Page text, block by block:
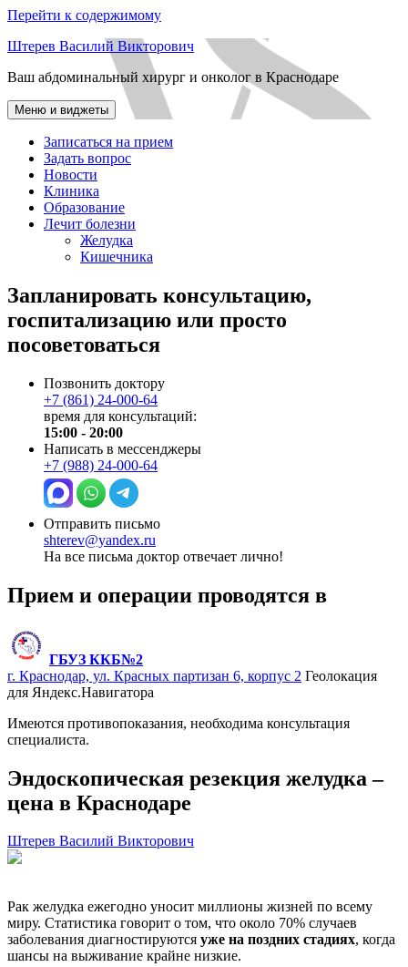
Перейти к содержимому
Штерев Василий Викторович
Ваш абдоминальный хирург и онколог в Краснодаре
Меню и виджеты
Записаться на прием
Задать вопрос
Новости
Клиника
Образование
Лечит болезни
Желудка
Кишечника
Запланировать консультацию,
госпитализацию или просто
посоветоваться
Позвонить доктору
+7 (861) 24-000-64
время для консультаций:
15:00 - 20:00
Написать в мессенджеры
+7 (988) 24-000-64
Отправить письмо
shterev@yandex.ru
На все письма доктор отвечает лично!
Прием и операции проводятся в
ГБУЗ ККБ№2
г. Краснодар, ул. Красных партизан 6, корпус 2 Геолокация
для Яндекс.Навигатора
Имеются противопоказания, необходима консультация
специалиста.
Эндоскопическая резекция желудка –
цена в Краснодаре
Штерев Василий Викторович
Рак желудка ежегодно уносит миллионы жизней по всему
миру. Статистика говорит о том, что около 70% случаев
заболевания диагностируются уже на поздних стадиях, когда
шансы на выживание крайне низкие.